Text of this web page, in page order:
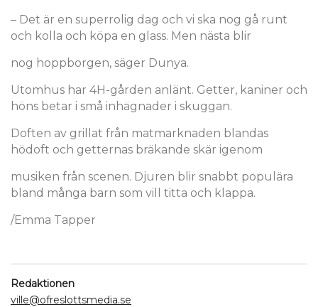
– Det är en superrolig dag och vi ska nog gå runt
och kolla och köpa en glass. Men nästa blir
nog hoppborgen, säger Dunya.
Utomhus har 4H-gården anlänt. Getter, kaniner och
höns betar i små inhägnader i skuggan.
Doften av grillat från matmarknaden blandas
hödoft och getternas bräkande skär igenom
musiken från scenen. Djuren blir snabbt populära
bland många barn som vill titta och klappa.
/Emma Tapper
Redaktionen
ville@ofreslottsmedia.se